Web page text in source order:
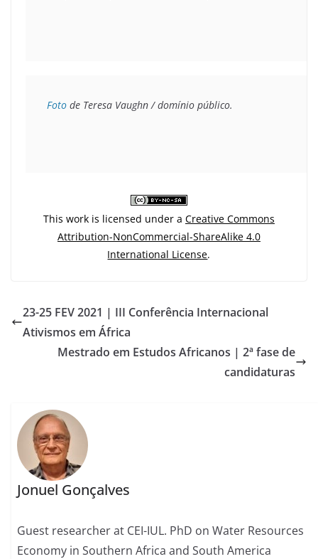
Foto de Teresa Vaughn / domínio público.
This work is licensed under a Creative Commons
Attribution-NonCommercial-ShareAlike 4.0
International License.
23-25 FEV 2021 | III Conferência Internacional
Ativismos em África
Mestrado em Estudos Africanos | 2ª fase de
candidaturas
Jonuel Gonçalves
Guest researcher at CEI-IUL. PhD on Water Resources
Economy in Southern Africa and South America